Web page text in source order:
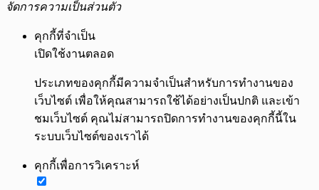
จัดการความเป็นส่วนตัว
คุกกี้ที่จำเป็น
เปิดใช้งานตลอด
ประเภทของคุกกี้มีความจำเป็นสำหรับการทำงานของ
เว็บไซต์ เพื่อให้คุณสามารถใช้ได้อย่างเป็นปกติ และเข้า
ชมเว็บไซต์ คุณไม่สามารถปิดการทำงานของคุกกี้นี้ใน
ระบบเว็บไซต์ของเราได้
คุกกี้เพื่อการวิเคราะห์